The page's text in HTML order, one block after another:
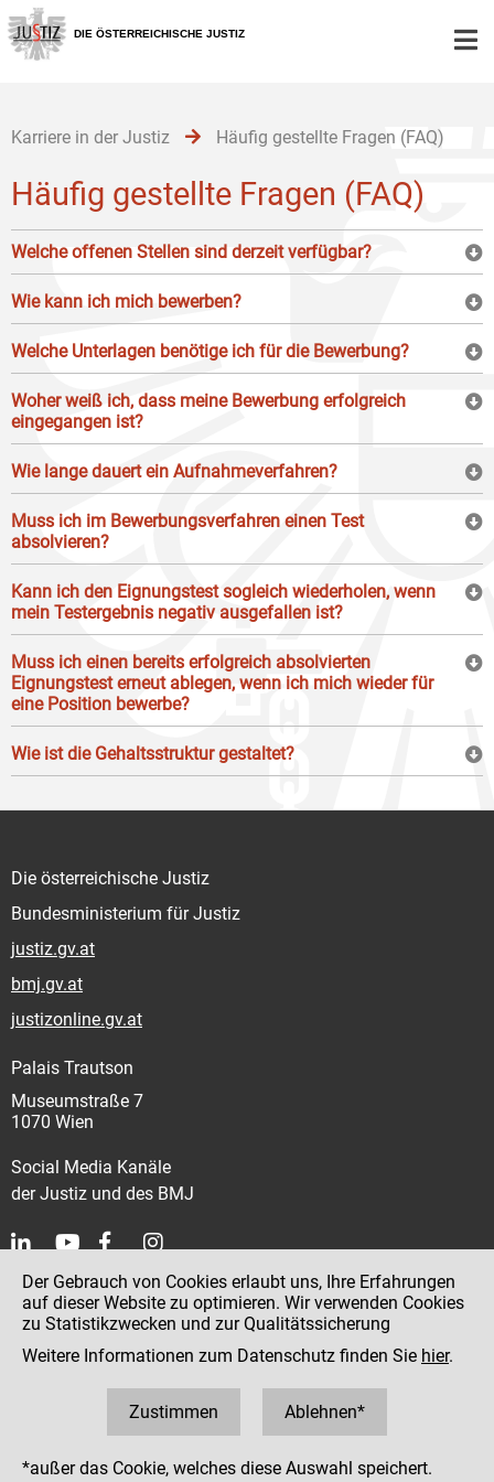
Zur
Hauptnavigation
[1]
Zum
Inhalt
[2]
Zum
Untermenü
[3]
DIE ÖSTERREICHISCHE JUSTIZ
Karriere in der Justiz Häufig gestellte Fragen (FAQ)
Häufig gestellte Fragen (FAQ)
Welche offenen Stellen sind derzeit verfügbar?
Wie kann ich mich bewerben?
Welche Unterlagen benötige ich für die Bewerbung?
Woher weiß ich, dass meine Bewerbung erfolgreich
eingegangen ist?
Wie lange dauert ein Aufnahmeverfahren?
Muss ich im Bewerbungsverfahren einen Test
absolvieren?
Kann ich den Eignungstest sogleich wiederholen, wenn
mein Testergebnis negativ ausgefallen ist?
Muss ich einen bereits erfolgreich absolvierten
Eignungstest erneut ablegen, wenn ich mich wieder für
eine Position bewerbe?
Wie ist die Gehaltsstruktur gestaltet?
Die österreichische Justiz
Bundesministerium für Justiz
justiz.gv.at
bmj.gv.at
justizonline.gv.at
Palais Trautson
Museumstraße 7
1070 Wien
Social Media Kanäle
der Justiz und des BMJ
Kontakt
Impressum
Datenschutz
Hinweisgeber:innenplattform (für Mitarbeiter:innen)
Der Gebrauch von Cookies erlaubt uns, Ihre Erfahrungen
auf dieser Website zu optimieren. Wir verwenden Cookies
zu Statistikzwecken und zur Qualitätssicherung
Weitere Informationen zum Datenschutz finden Sie hier.
Zustimmen Ablehnen*
*außer das Cookie, welches diese Auswahl speichert.